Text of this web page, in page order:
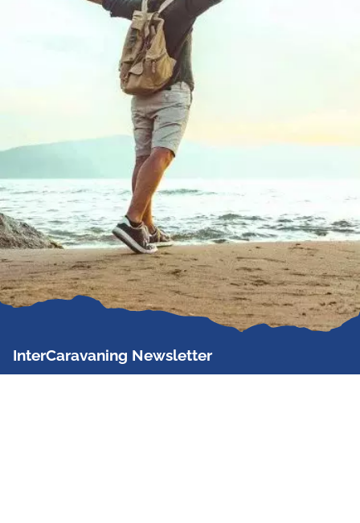
InterCaravaning Newsletter